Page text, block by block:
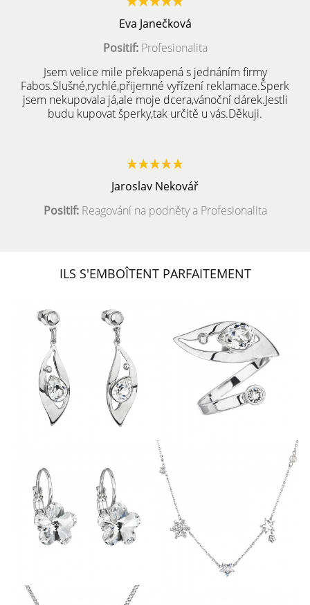
Eva Janečková
Positif:Profesionalita
Jsem velice mile překvapená s jednáním firmy
Fabos.Slušné,rychlé,přijemné vyřízení reklamace.Šperk
jsem nekupovala já,ale moje dcera,vánoční dárek.Jestli
budu kupovat šperky,tak určitě u vás.Děkuji.
Jaroslav Nekovář
Positif:Reagování na podněty a Profesionalita
ILS S'EMBOÎTENT PARFAITEMENT